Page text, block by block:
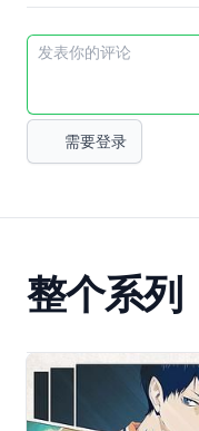
需要登录
整个系列